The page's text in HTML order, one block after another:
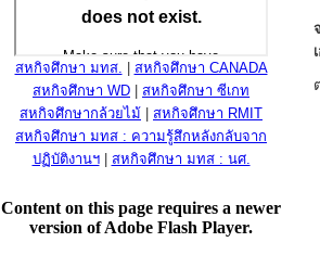
สหกิจศึกษา มทส.
สหกิจศึกษา CANADA
สหกิจศึกษา WD
สหกิจศึกษา ซีเกท
สหกิจศึกษากล้วยไม้
สหกิจศึกษา RMIT
สหกิจศึกษา มทส : ความรู้สึกหลังกลับจาก
ปฏิบัติงานฯ| สหกิจศึกษา มทส : นศ.
Content on this page requires a newer
version of Adobe Flash Player.